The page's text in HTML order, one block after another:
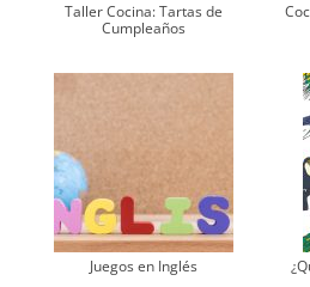
Taller Cocina: Tartas de
Cumpleaños
Juegos en Inglés